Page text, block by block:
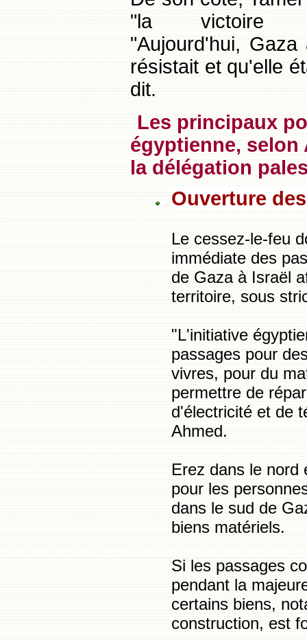
"la victoire
"Aujourd'hui,
résistait et qu'elle
dit.
Les principaux
égyptienne, selon
la délégation
Ouverture
Le cessez-le-feu
immédiate des
de Gaza à Israël
territoire, sous
"L'initiative
passages pour
vivres, pour du
permettre de
d'électricité et de
Ahmed.
Erez dans le nord
pour les
dans le sud de
biens matériels.
Si les passages
pendant la
certains biens,
construction, est